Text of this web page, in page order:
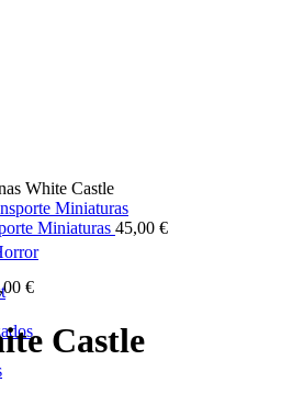
White Castle
Miniaturas 45,00 €
€
Castle